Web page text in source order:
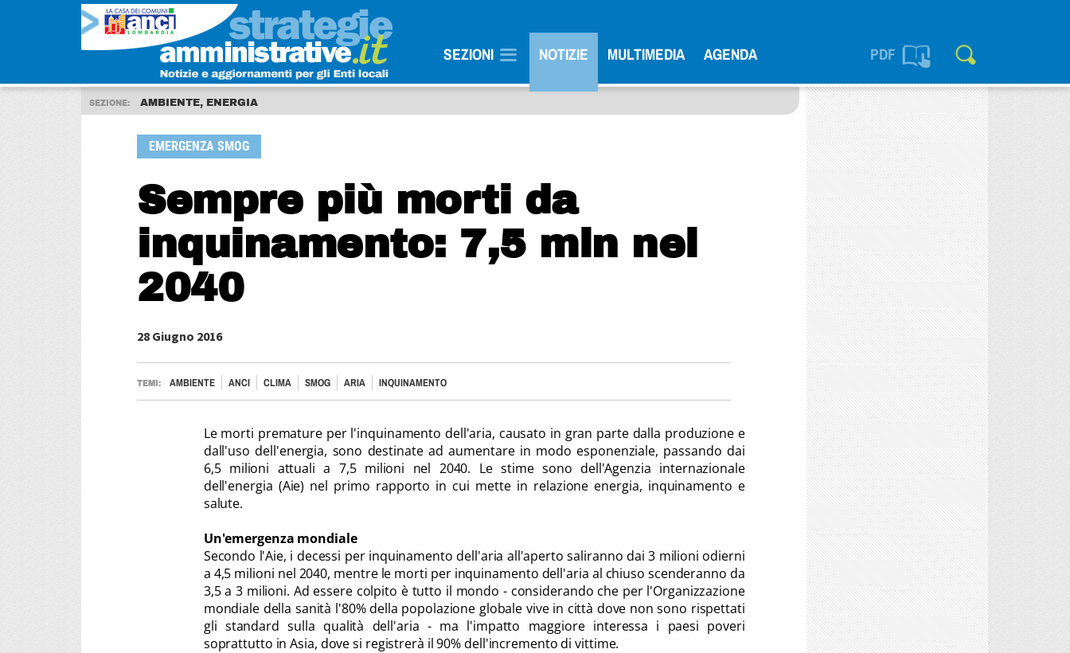
SEZIONI NOTIZIE MULTIMEDIA AGENDA PDF
SEZIONE: AMBIENTE, ENERGIA
EMERGENZA SMOG
Sempre più morti da
inquinamento: 7,5 mln nel
2040
28 Giugno 2016
TEMI: AMBIENTE ANCI CLIMA SMOG ARIA INQUINAMENTO
Le morti premature per l'inquinamento dell'aria, causato in gran parte dalla produzione e
dall'uso dell'energia, sono destinate ad aumentare in modo esponenziale, passando dai
6,5 milioni attuali a 7,5 milioni nel 2040. Le stime sono dell'Agenzia internazionale
dell'energia (Aie) nel primo rapporto in cui mette in relazione energia, inquinamento e
salute.
Un'emergenza mondiale
Secondo l'Aie, i decessi per inquinamento dell'aria all'aperto saliranno dai 3 milioni odierni
a 4,5 milioni nel 2040, mentre le morti per inquinamento dell'aria al chiuso scenderanno da
3,5 a 3 milioni. Ad essere colpito è tutto il mondo - considerando che per l'Organizzazione
mondiale della sanità l'80% della popolazione globale vive in città dove non sono rispettati
gli standard sulla qualità dell'aria - ma l'impatto maggiore interessa i paesi poveri
soprattutto in Asia, dove si registrerà il 90% dell'incremento di vittime.